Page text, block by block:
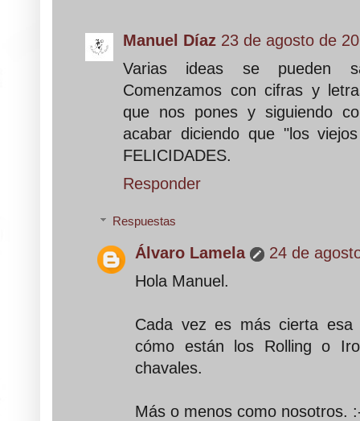
Manuel Díaz 23 de agosto de
Varias ideas se pueden
Comenzamos con cifras y
que nos pones y siguiendo
acabar diciendo que "los
FELICIDADES.
Responder
Respuestas
Álvaro Lamela
24 de
Hola Manuel.
Cada vez es más cierta esa
cómo están los Rolling o
chavales.
Más o menos como nosotros.